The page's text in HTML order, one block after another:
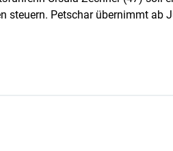
steuern. Petschar übernimmt ab